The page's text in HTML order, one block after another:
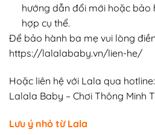
hướng dẫn đổi mới hoặc bảo
hợp cụ thể.
Để bảo hành ba mẹ vui lòng
https://lalalababy.vn/lien-he/
Hoặc liên hệ với Lala qua hotline:
Lalala Baby – Chơi Thông Minh
Lưu ý nhỏ từ Lala